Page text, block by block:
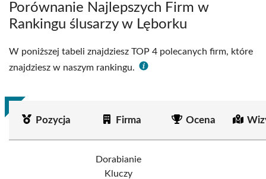
Porównanie Najlepszych Firm w
Rankingu ślusarzy w Lęborku
W poniższej tabeli znajdziesz TOP 4 polecanych firm, które
znajdziesz w naszym rankingu.
Pozycja Firma Ocena
Dorabianie
Kluczy